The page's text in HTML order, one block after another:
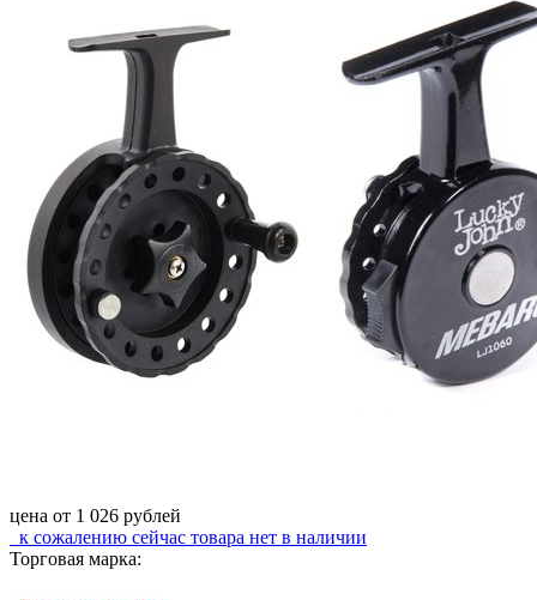
цена от 1 026 рублей
к сожалению сейчас товара нет в наличии
Торговая марка: